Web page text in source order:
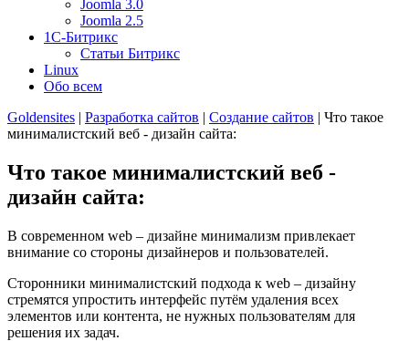
Joomla 3.0
Joomla 2.5
1С-Битрикс
Статьи Битрикс
Linux
Обо всем
Goldensites | Разработка сайтов | Создание сайтов | Что такое
минималистский веб - дизайн сайта:
Что такое минималистский веб -
дизайн сайта:
В современном web – дизайне минимализм привлекает
внимание со стороны дизайнеров и пользователей.
Сторонники минималистский подхода к web – дизайну
стремятся упростить интерфейс путём удаления всех
элементов или контента, не нужных пользователям для
решения их задач.